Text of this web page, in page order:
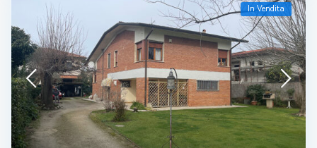
In Vendita